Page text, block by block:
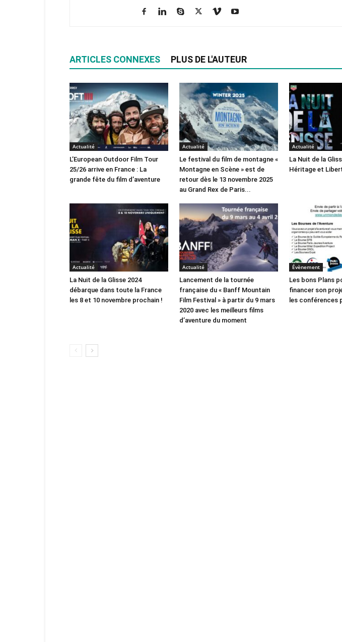
ARTICLES CONNEXES PLUS DE L'AUTEUR
Actualité
L’European Outdoor Film Tour
25/26 arrive en France : La
grande fête du film d’aventure
Actualité
Le festival du film de montagne «
Montagne en Scène » est de
retour dès le 13 novembre 2025
au Grand Rex de Paris...
Actualité
La Nuit de la
Héritage et
Actualité
La Nuit de la Glisse 2024
débarque dans toute la France
les 8 et 10 novembre prochain !
Actualité
Lancement de la tournée
française du « Banff Mountain
Film Festival » à partir du 9 mars
2020 avec les meilleurs films
d’aventure du moment
Évènement
Les bons Plans
financer son
les conférences